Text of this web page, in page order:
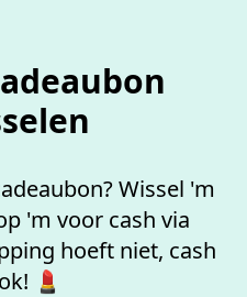
Wissel 'm
'm voor cash via
hoeft niet, cash
💄